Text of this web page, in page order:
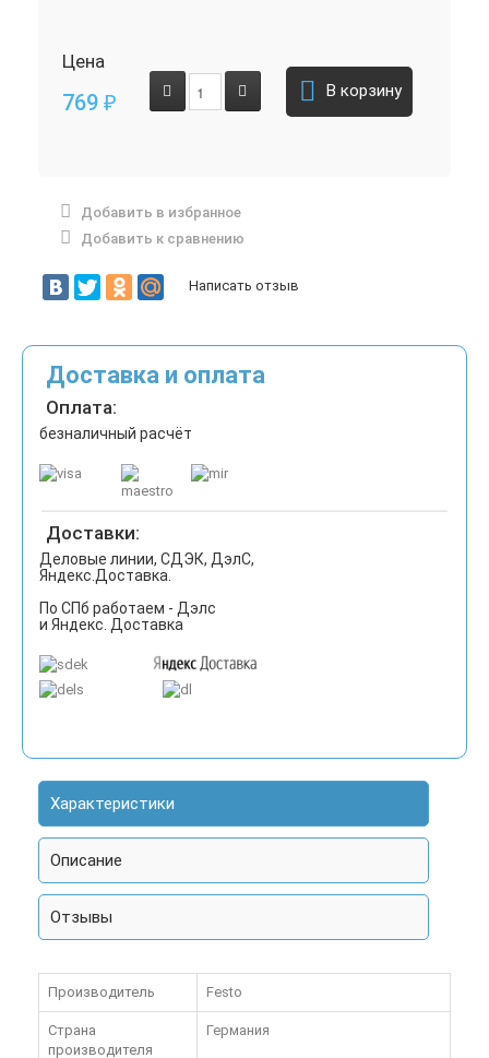
Цена
769 ₽
В корзину
Добавить в избранное
Добавить к сравнению
Написать отзыв
Доставка и оплата
Оплата:
безналичный расчёт
Доставки:
Деловые линии, СДЭК, ДэлС,
Яндекс.Доставка.
По СПб работаем - Дэлс
и Яндекс. Доставка
Характеристики
Описание
Отзывы
Производитель Festo
Страна
производителя
Германия